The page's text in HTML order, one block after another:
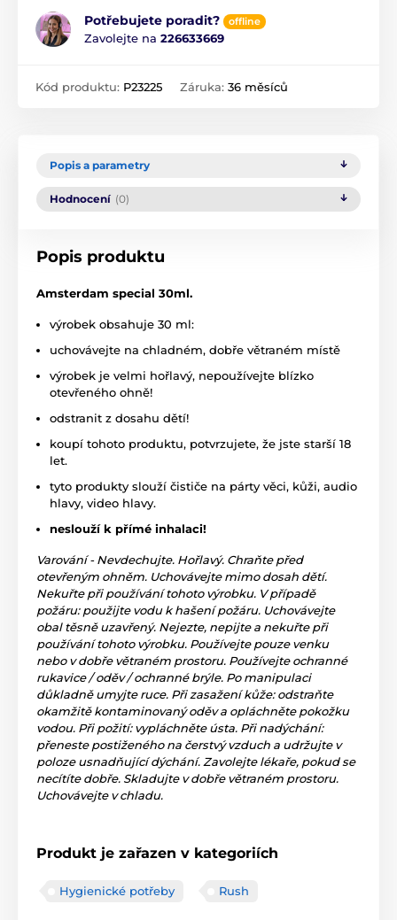
Potřebujete poradit? offline
Zavolejte na 226633669
Kód produktu: P23225 Záruka: 36 měsíců
Popis a parametry
Hodnocení (0)
Popis produktu
Amsterdam special 30ml.
výrobek obsahuje 30 ml:
uchovávejte na chladném, dobře větraném místě
výrobek je velmi hořlavý, nepoužívejte blízko
otevřeného ohně!
odstranit z dosahu dětí!
koupí tohoto produktu, potvrzujete, že jste starší 18
let.
tyto produkty slouží čističe na párty věci, kůži, audio
hlavy, video hlavy.
neslouží k přímé inhalaci!
Varování - Nevdechujte. Hořlavý. Chraňte před
otevřeným ohněm. Uchovávejte mimo dosah dětí.
Nekuřte při používání tohoto výrobku. V případě
požáru: použijte vodu k hašení požáru. Uchovávejte
obal těsně uzavřený. Nejezte, nepijte a nekuřte při
používání tohoto výrobku. Používejte pouze venku
nebo v dobře větraném prostoru. Používejte ochranné
rukavice / oděv / ochranné brýle. Po manipulaci
důkladně umyjte ruce. Při zasažení kůže: odstraňte
okamžitě kontaminovaný oděv a opláchněte pokožku
vodou. Při požití: vypláchněte ústa. Při nadýchání:
přeneste postiženého na čerstvý vzduch a udržujte v
poloze usnadňující dýchání. Zavolejte lékaře, pokud se
necítíte dobře. Skladujte v dobře větraném prostoru.
Uchovávejte v chladu.
Produkt je zařazen v kategoriích
Hygienické potřeby Rush